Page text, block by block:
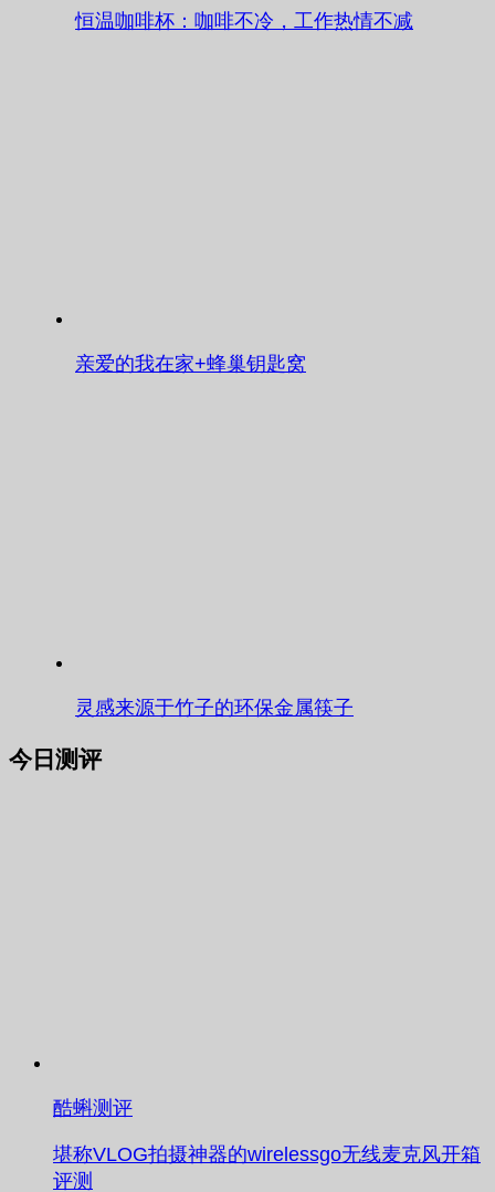
恒温咖啡杯：咖啡不冷，工作热情不减
亲爱的我在家+蜂巢钥匙窝
灵感来源于竹子的环保金属筷子
今日测评
酷蝌测评
堪称VLOG拍摄神器的wirelessgo无线麦克风开箱
评测